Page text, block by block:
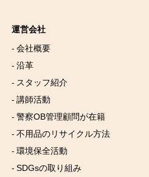
運営会社
- 会社概要
- 沿革
- スタッフ紹介
- 講師活動
- 警察OB管理顧問が在籍
- 不用品のリサイクル方法
- 環境保全活動
- SDGsの取り組み